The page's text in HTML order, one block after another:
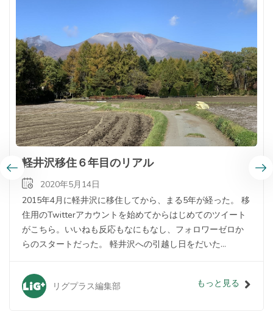
軽井沢移住６年目のリアル
2020年5月14日
2015年4月に軽井沢に移住してから、まる5年が経った。 移
住用のTwitterアカウントを始めてからはじめてのツイート
がこちら。いいねも反応もなにもなし、フォロワーゼロか
らのスタートだった。 軽井沢への引越し日をだいた...
リグプラス編集部 もっと見る